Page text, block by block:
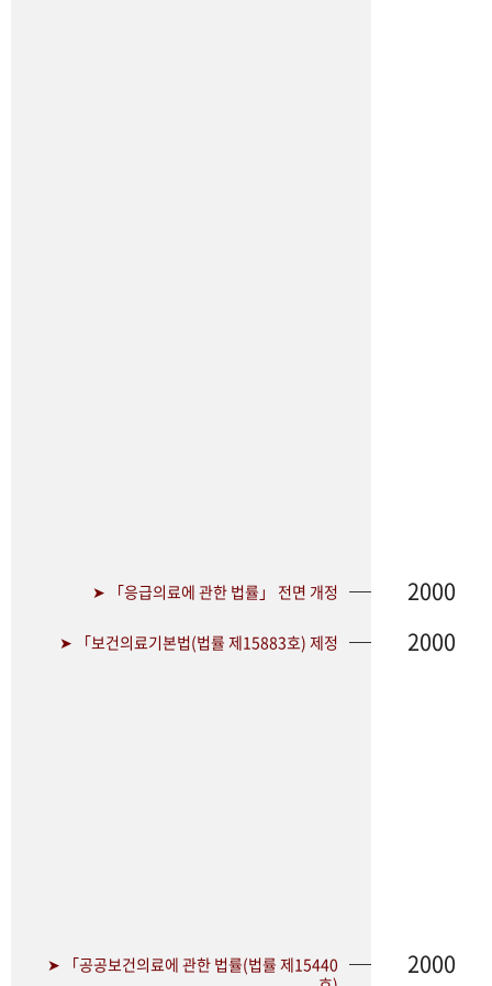
➤ 「응급의료에 관한 법률」 전면 개정 2000
➤ 「보건의료기본법(법률 제15883호) 제정 2000
➤ 「공공보건의료에 관한 법률(법률 제15440
2000